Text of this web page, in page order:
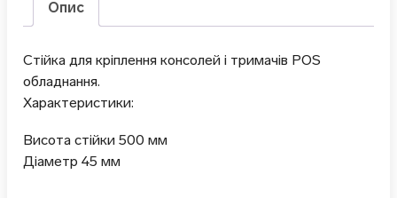
Опис
Стійка для кріплення консолей і тримачів POS
обладнання.
Характеристики:
Висота стійки 500 мм
Діаметр 45 мм